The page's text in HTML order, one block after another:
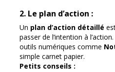
2. Le plan d’action :
Un plan d’action détaillé
passer de l’intention à
outils numériques comme
simple carnet papier.
Petits conseils :